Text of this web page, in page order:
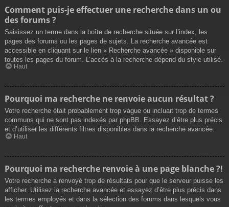
Comment puis-je effectuer une recherche dans un ou
des forums ?
Saisissez un terme dans la boîte de recherche située sur l’index, les
pages des forums ou les pages de sujets. La recherche avancée est
accessible en cliquant sur le lien « Recherche avancée » disponible sur
toutes les pages du forum. L’accès à la recherche dépend du style utilisé.
Haut
Pourquoi ma recherche ne renvoie aucun résultat ?
Votre recherche était probablement trop vague ou incluait trop de termes
communs qui ne sont pas indexés par phpBB. Essayez d’être plus précis
et d’utiliser les différents filtres disponibles dans la recherche avancée.
Haut
Pourquoi ma recherche renvoie à une page blanche ?!
Votre recherche a renvoyé trop de résultats pour que le serveur puisse les
afficher. Utilisez la recherche avancée et essayez d’être plus précis dans
les termes employés et dans la sélection des forums dans lesquels vous